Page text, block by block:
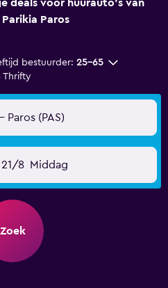
deals voor huurauto's van
Paros
bestuurder: 25-65
Thrifty
Paros (PAS)
8 Middag
Zoek